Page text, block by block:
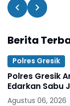
Berita
Polres Gresik
Polres Gresik
Edarkan Sabu
Agustus 06, 2026